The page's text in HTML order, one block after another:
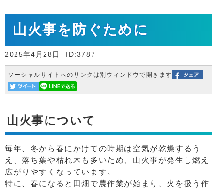
山火事を防ぐために
2025年4月28日 ID:3787
ソーシャルサイトへのリンクは別ウィンドウで開きます
山火事について
毎年、冬から春にかけての時期は空気が乾燥するう
え、落ち葉や枯れ木も多いため、山火事が発生し燃え
広がりやすくなっています。
特に、春になると田畑で農作業が始まり、火を扱う作